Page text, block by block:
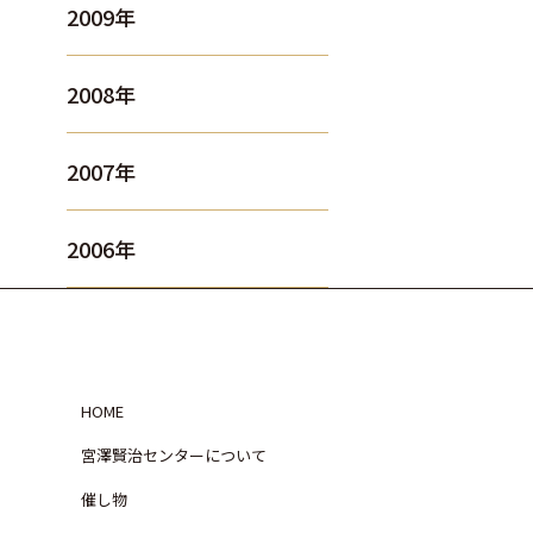
2009年
2008年
2007年
2006年
HOME
宮澤賢治センターについて
催し物